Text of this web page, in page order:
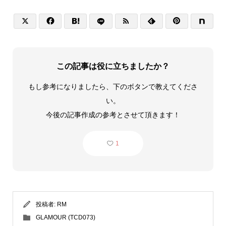
     
この記事は役に立ちましたか？
もし参考になりましたら、下のボタンで教えてくださ
い。
今後の記事作成の参考とさせて頂きます！
1
投稿者: RM
GLAMOUR (TCD073)